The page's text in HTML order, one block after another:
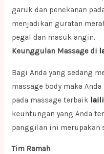
garuk dan penekanan
menjadikan guratan
pegal dan masuk angin.
Keunggulan Massage di
Bagi Anda yang sedang
massage body maka
pada massage terbaik
keuntungan yang Anda
panggilan ini merupakan
Tim Ramah